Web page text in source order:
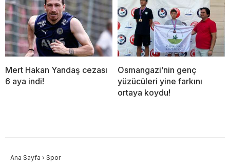
Mert Hakan Yandaş cezası
6 aya indi!
Osmangazi’nin genç
yüzücüleri yine farkını
ortaya koydu!
Ana Sayfa › Spor